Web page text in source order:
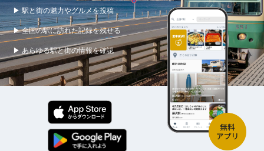
▶ 駅と街の魅力やグルメを投稿
▶ 全国の駅に訪れた記録を残せる
▶ あらゆる駅と街の情報を確認